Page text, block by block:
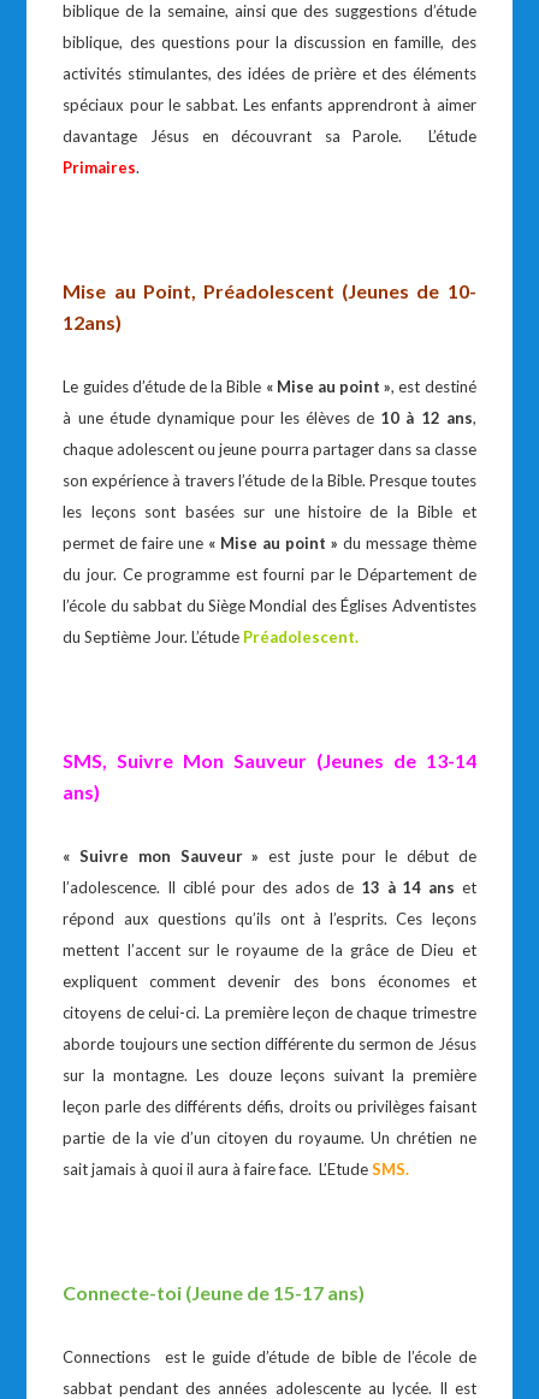
biblique de la semaine, ainsi que des suggestions d’étude
biblique, des questions pour la discussion en famille, des
activités stimulantes, des idées de prière et des éléments
spéciaux pour le sabbat. Les enfants apprendront à aimer
davantage Jésus en découvrant sa Parole. L’étude
Primaires.
Mise au Point, Préadolescent (Jeunes de 10-
12ans)
Le guides d’étude de la Bible « Mise au point », est destiné
à une étude dynamique pour les élèves de 10 à 12 ans,
chaque adolescent ou jeune pourra partager dans sa classe
son expérience à travers l’étude de la Bible. Presque toutes
les leçons sont basées sur une histoire de la Bible et
permet de faire une « Mise au point » du message thème
du jour. Ce programme est fourni par le Département de
l’école du sabbat du Siège Mondial des Églises Adventistes
du Septième Jour. L’étude Préadolescent.
SMS, Suivre Mon Sauveur (Jeunes de 13-14
ans)
« Suivre mon Sauveur » est juste pour le début de
l’adolescence. Il ciblé pour des ados de 13 à 14 ans et
répond aux questions qu’ils ont à l’esprits. Ces leçons
mettent l’accent sur le royaume de la grâce de Dieu et
expliquent comment devenir des bons économes et
citoyens de celui-ci. La première leçon de chaque trimestre
aborde toujours une section différente du sermon de Jésus
sur la montagne. Les douze leçons suivant la première
leçon parle des différents défis, droits ou privilèges faisant
partie de la vie d’un citoyen du royaume. Un chrétien ne
sait jamais à quoi il aura à faire face. L’Etude SMS.
Connecte-toi (Jeune de 15-17 ans)
Connections est le guide d’étude de bible de l’école de
sabbat pendant des années adolescente au lycée. Il est